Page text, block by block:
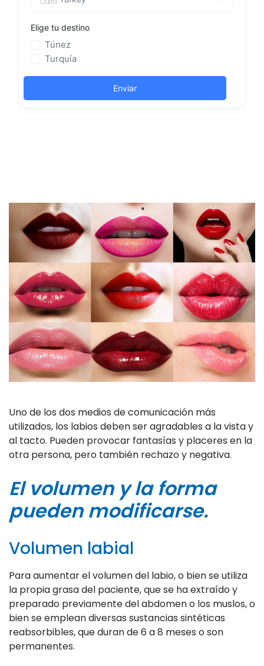
Uno de los dos medios de comunicación más
utilizados, los labios deben ser agradables a la vista y
al tacto. Pueden provocar fantasías y placeres en la
otra persona, pero también rechazo y negativa.
El volumen y la forma
pueden modificarse.
Volumen labial
Para aumentar el volumen del labio, o bien se utiliza
la propia grasa del paciente, que se ha extraído y
preparado previamente del abdomen o los muslos, o
bien se emplean diversas sustancias sintéticas
reabsorbibles, que duran de 6 a 8 meses o son
permanentes.